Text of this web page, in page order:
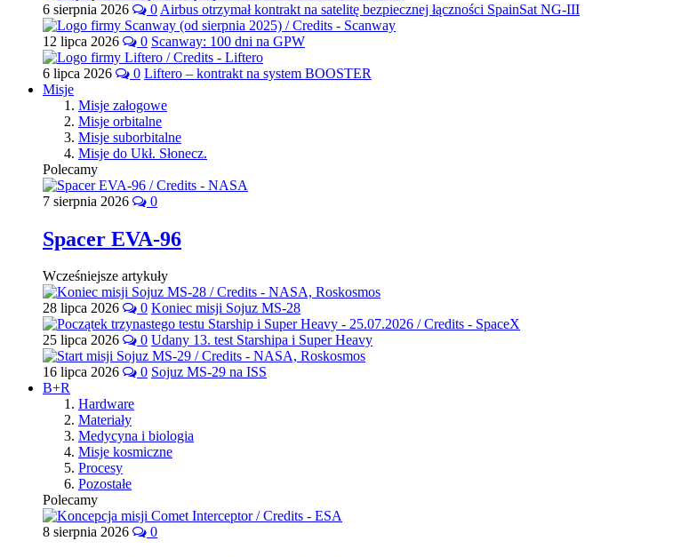
6 sierpnia 2026 0 Airbus otrzymał kontrakt na satelitę bezpiecznej łączności SpainSat NG-III
12 lipca 2026 0 Scanway: 100 dni na GPW
6 lipca 2026 0 Liftero – kontrakt na system BOOSTER
Misje
Misje załogowe
Misje orbitalne
Misje suborbitalne
Misje do Ukł. Słonecz.
Polecamy
7 sierpnia 2026 0
Spacer EVA-96
Wcześniejsze artykuły
28 lipca 2026 0 Koniec misji Sojuz MS-28
25 lipca 2026 0 Udany 13. test Starshipa i Super Heavy
16 lipca 2026 0 Sojuz MS-29 na ISS
B+R
Hardware
Materiały
Medycyna i biologia
Misje kosmiczne
Procesy
Pozostałe
Polecamy
8 sierpnia 2026 0